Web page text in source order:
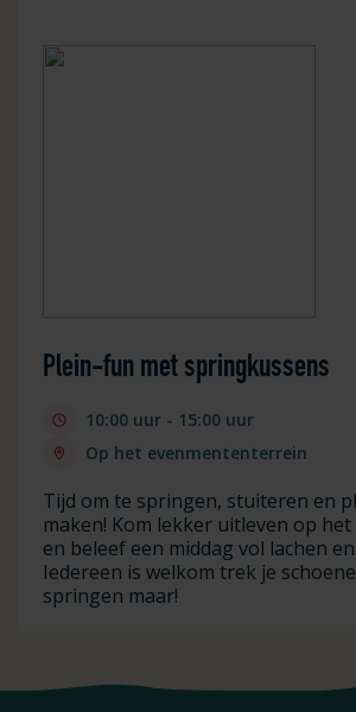
Plein-fun met springkussens
10:00 uur - 15:00 uur
Op het evenmententerrein
Tijd om te springen, stuiteren en
maken! Kom lekker uitleven op
en beleef een middag vol lachen
Iedereen is welkom trek je
springen maar!